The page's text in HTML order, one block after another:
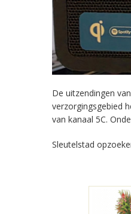
De uitzendingen
verzorgingsgebied
van kanaal 5C.
Sleutelstad